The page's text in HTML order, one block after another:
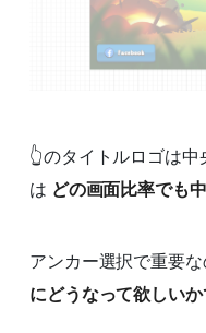
👆のタイトルロゴは
は どの画面比率でも
アンカー選択で重要な
にどうなって欲しい